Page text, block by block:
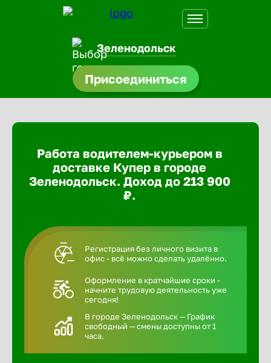
Зеленодольск
Присоединиться
Работа водителем-курьером в
доставке Купер в городе
Зеленодольск. Доход до 213 900
₽.
Регистрация без личного визита в
офис - всё можно сделать удалённо.
Оформление в кратчайшие сроки -
начните трудовую деятельность уже
сегодня!
В городе Зеленодольск — График
свободный — смены доступны от 1
часа.